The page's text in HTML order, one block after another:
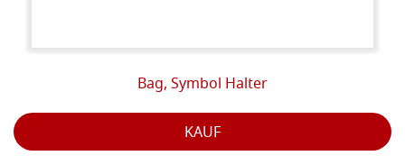
Bag, Symbol Halter
KAUF